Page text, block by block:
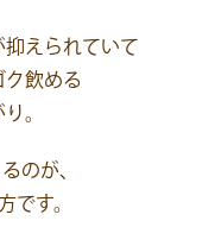
えられていて
ク飲める
。
のが、
です。